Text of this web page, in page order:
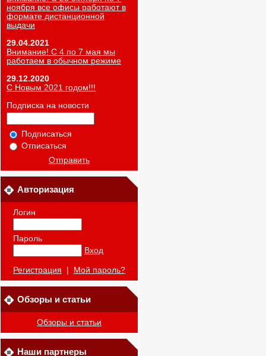
ноября все офисы работают в
формате дистанционной
выдачи
29.04.2021
Внимание! С 4 по 7 мая мы
работаем в обычном режиме
29.12.2020
С Новым 2021 годом!!!
Подписка на новости
Подписаться
Отписаться
Отправить
Авторизация
Логин
Пароль
Вход
Регистрация Мой пароль?
Обзоры и статьи
Обзоры и статьи
Наши партнеры